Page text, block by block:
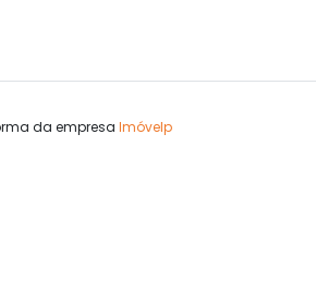
da empresa Imóvelp